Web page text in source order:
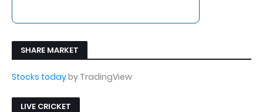
SHARE MARKET
Stocks todayby TradingView
LIVE CRICKET